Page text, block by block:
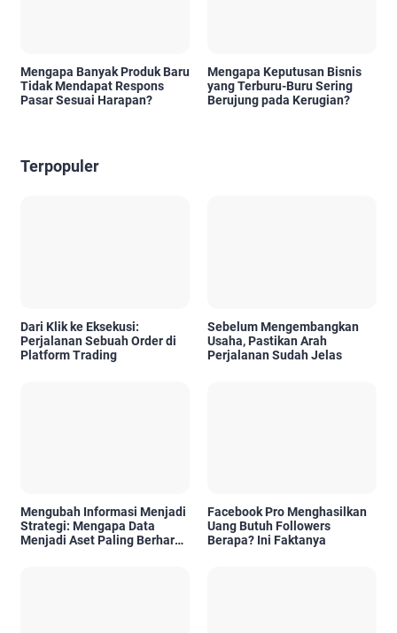
Mengapa Banyak Produk Baru
Tidak Mendapat Respons
Pasar Sesuai Harapan?
Mengapa Keputusan Bisnis
yang Terburu-Buru Sering
Berujung pada Kerugian?
Terpopuler
Dari Klik ke Eksekusi:
Perjalanan Sebuah Order di
Platform Trading
Sebelum Mengembangkan
Usaha, Pastikan Arah
Perjalanan Sudah Jelas
Mengubah Informasi Menjadi
Strategi: Mengapa Data
Menjadi Aset Paling Berharga
Facebook Pro Menghasilkan
Uang Butuh Followers
Berapa? Ini Faktanya